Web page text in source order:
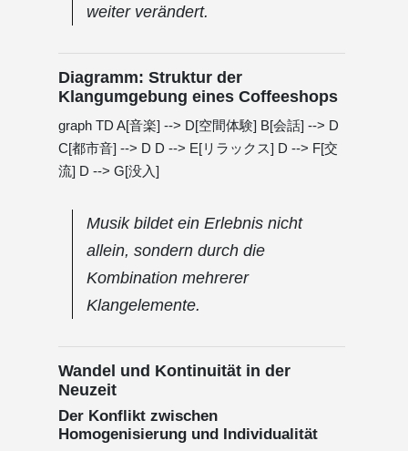
weiter verändert.
Diagramm: Struktur der
Klangumgebung eines Coffeeshops
graph TD A[音楽] --> D[空間体験] B[会話] --> D
C[都市音] --> D D --> E[リラックス] D --> F[交
流] D --> G[没入]
Musik bildet ein Erlebnis nicht
allein, sondern durch die
Kombination mehrerer
Klangelemente.
Wandel und Kontinuität in der
Neuzeit
Der Konflikt zwischen
Homogenisierung und Individualität